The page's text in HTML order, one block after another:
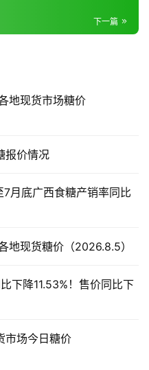
下一篇
地现货市场糖价
报价情况
月底广西食糖产销率同比
地现货糖价（2026.8.5）
下降11.53%！售价同比下
市场今日糖价